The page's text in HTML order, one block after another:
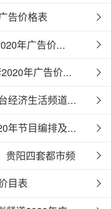
告价格表
年广告价...
年广告价...
经济生活频道...
年节目编排及...
贵阳四套都市频
目表